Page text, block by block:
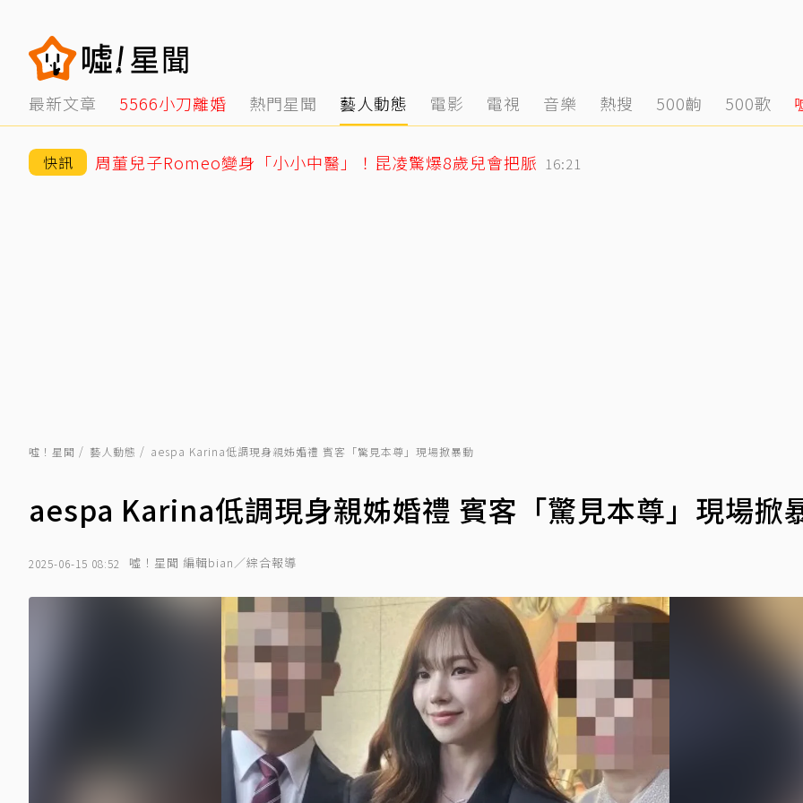
最新文章 5566小刀離婚 熱門星聞 藝人動態 電影 電視 音樂 熱搜 500齣 500歌
快訊 周董兒子Romeo變身「小小中醫」！昆凌驚爆8歲兒會把脈 16:21
噓！星聞 藝人動態 aespa Karina低調現身親姊婚禮 賓客「驚見本尊」現場掀暴動
aespa Karina低調現身親姊婚禮 賓客「驚見本尊」現場掀
2025-06-15 08:52 噓！星聞 編輯bian／綜合報導